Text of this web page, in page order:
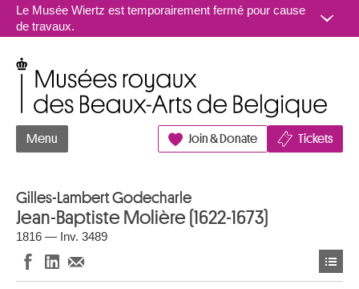
Aller au contenu
Le Musée Wiertz est temporairement fermé pour cause
de travaux.
Menu Join & Donate Tickets
Gilles-Lambert Godecharle
Jean-Baptiste Molière (1622-1673)
1816 — Inv. 3489